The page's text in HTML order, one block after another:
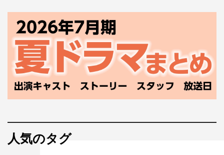
人気のタグ